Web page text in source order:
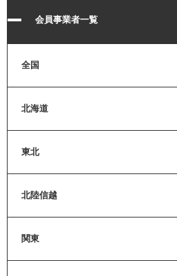
会員事業者一覧
全国
北海道
道東
東北
宮城
北陸信越
関東